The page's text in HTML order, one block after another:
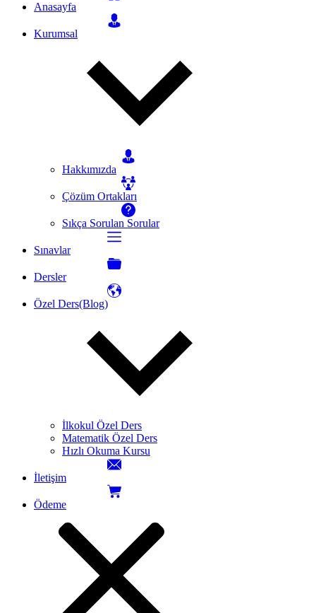
Anasayfa
Kurumsal
Hakkımızda
Çözüm Ortakları
Sıkça Sorulan Sorular
Sınavlar
Dersler
Özel Ders(Blog)
İlkokul Özel Ders
Matematik Özel Ders
Hızlı Okuma Kursu
İletişim
Ödeme